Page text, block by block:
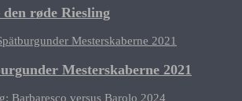
røde Riesling
Mesterskaberne 2021